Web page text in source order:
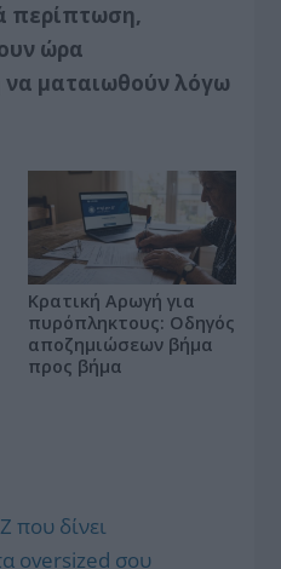
περίπτωση,
ώρα
ματαιωθούν λόγω
Κρατική Αρωγή για
πυρόπληκτους: Οδηγός
αποζημιώσεων βήμα
προς βήμα